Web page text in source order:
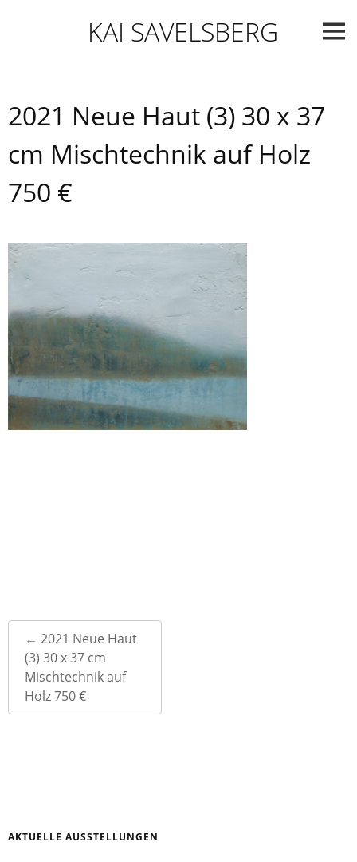
KAI SAVELSBERG
2021 Neue Haut (3) 30 x 37
cm Mischtechnik auf Holz
750 €
Post
navigation
← 2021 Neue Haut
(3) 30 x 37 cm
Mischtechnik auf
Holz 750 €
AKTUELLE AUSSTELLUNGEN